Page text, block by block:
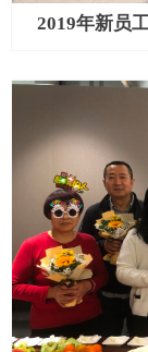
2019年新员工
in